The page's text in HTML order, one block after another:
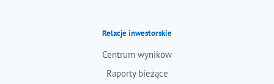
Relacje inwestorskie
Centrum wynikow
Raporty bieżące